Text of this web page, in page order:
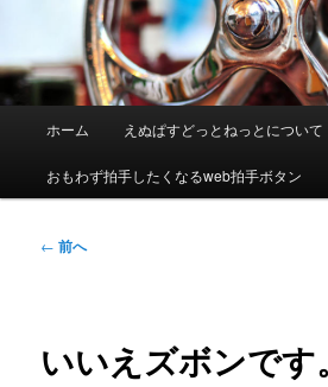
メ
ホーム えぬぱすどっとねっとについて
おもわず拍手したくなるweb拍手ボタン
投
ー
← 前へ
いいえズボンです